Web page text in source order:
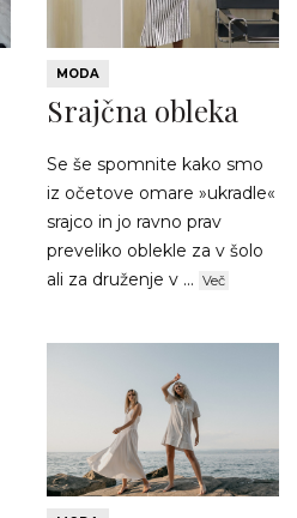
MODA
Srajčna obleka
Se še spomnite kako smo
iz očetove omare »ukradle«
srajco in jo ravno prav
preveliko oblekle za v šolo
ali za druženje v ... Več